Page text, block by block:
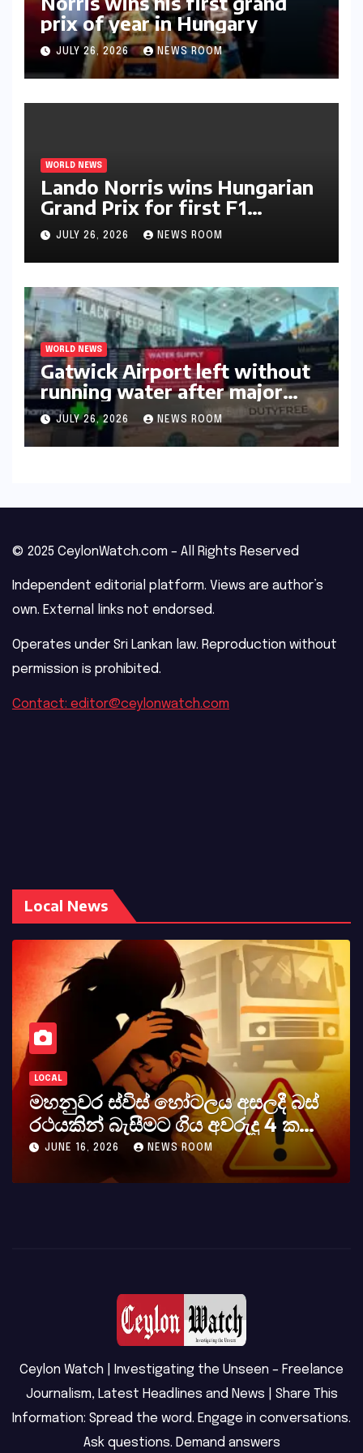
prix of year in Hungary​​
JULY 26, 2026 NEWS ROOM
WORLD NEWS
Lando Norris wins Hungarian
Grand Prix for first F1
triumph in 2026​​
JULY 26, 2026 NEWS ROOM
WORLD NEWS
Gatwick Airport left without
running water after major
outage​​
JULY 26, 2026 NEWS ROOM
© 2025 CeylonWatch.com – All Rights Reserved
Independent editorial platform. Views are author’s
own. External links not endorsed.
Operates under Sri Lankan law. Reproduction without
permission is prohibited.
Contact: editor@ceylonwatch.com
Local News
බස්
LOCAL
කර්නල් අශෝක අලස් මහතාගේ
අභාවය අප රටට සිදුවූ විශාල
MAY 23, 2026 NEWS ROOM
Ceylon Watch | Investigating the Unseen – Freelance
Journalism, Latest Headlines and News | Share This
Information: Spread the word. Engage in conversations.
Ask questions. Demand answers